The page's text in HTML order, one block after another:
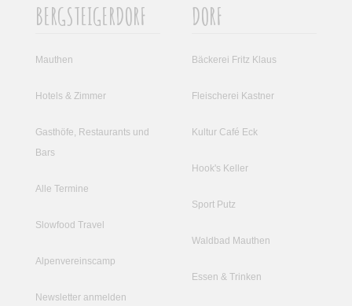
BERGSTEIGERDORF
Mauthen
Hotels & Zimmer
Gasthöfe, Restaurants und
Bars
Alle Termine
Slowfood Travel
Alpenvereinscamp
Newsletter anmelden
DORF
Bäckerei Fritz Klaus
Fleischerei Kastner
Kultur Café Eck
Hook's Keller
Sport Putz
Waldbad Mauthen
Essen & Trinken